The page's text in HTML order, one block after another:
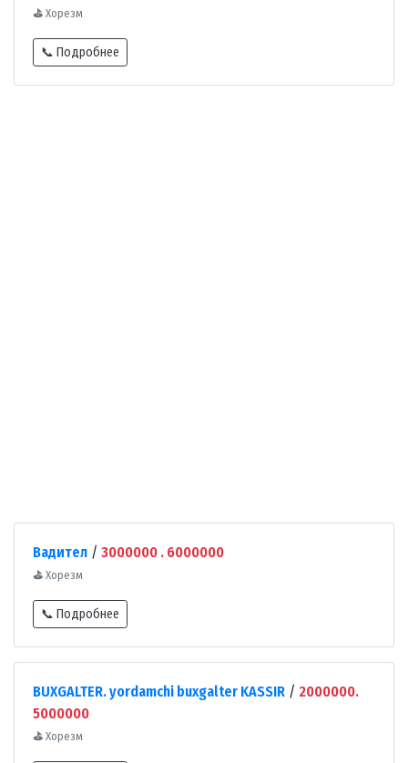
⛳ Хорезм
📞 Подробнее
Вадител / 3000000 . 6000000
⛳ Хорезм
📞 Подробнее
BUXGALTER. yordamchi buxgalter KASSIR / 2000000.
5000000
⛳ Хорезм